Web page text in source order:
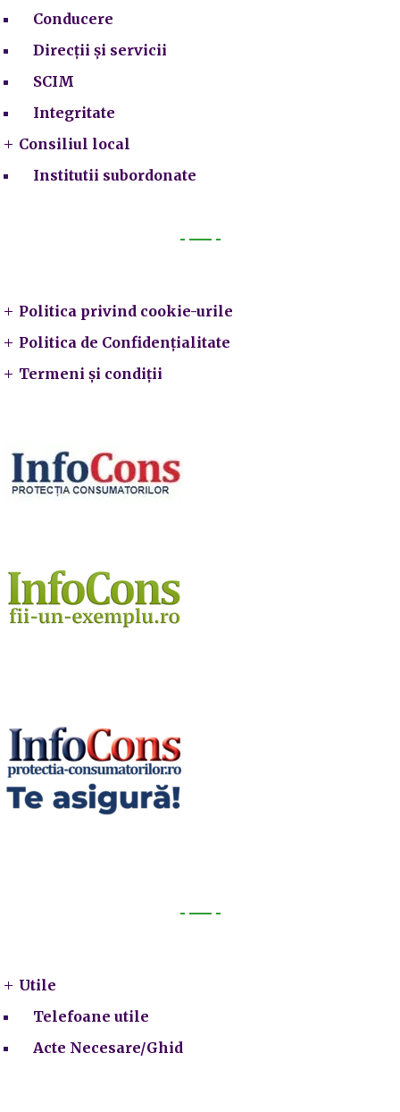
Conducere
Direcții și servicii
SCIM
Integritate
Consiliul local
Institutii subordonate
Politica privind cookie-urile
Politica de Confidențialitate
Termeni și condiții
Utile
Telefoane utile
Acte Necesare/Ghid